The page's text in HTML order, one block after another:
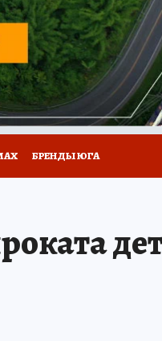
РЕКЛАМА
БРЕНДЫ ЮГА